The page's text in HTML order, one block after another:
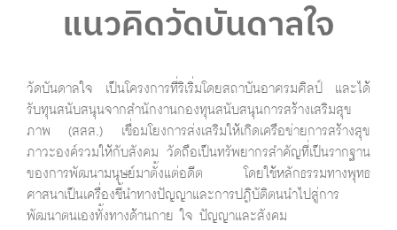
แนวคิดวัดบันดาลใจ
วัดบันดาลใจ เป็นโครงการที่ริเริ่มโดยสถาบันอาศรมศิลป์ และได้
รับทุนสนับสนุนจากสำนักงานกองทุนสนับสนุนการสร้างเสริมสุข
ภาพ (สสส.) เชื่อมโยงการส่งเสริมให้เกิดเครือข่ายการสร้างสุข
ภาวะองค์รวมให้กับสังคม วัดถือเป็นทรัพยากรสำคัญที่เป็นรากฐาน
ของการพัฒนามนุษย์มาตั้งแต่อดีต โดยใช้หลักธรรมทางพุทธ
ศาสนาเป็นเครื่องชี้นำทางปัญญาและการปฏิบัติตนนำไปสู่การ
พัฒนาตนเองทั้งทางด้านกาย ใจ ปัญญาและสังคม